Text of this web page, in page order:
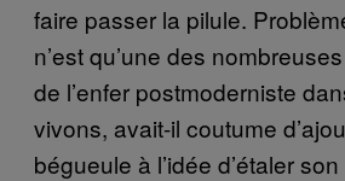
faire passer la pilule.
n’est qu’une des
de l’enfer postmoderniste
vivons, avait-il coutume
bégueule à l’idée d’étaler